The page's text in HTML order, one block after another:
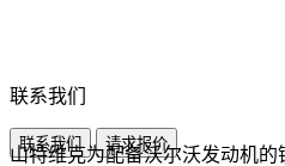
联系我们
联系我们 请求报价
山特维克为配备沃尔沃发动机